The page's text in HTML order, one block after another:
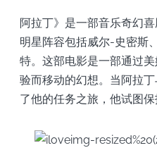
阿拉丁》是一部音乐奇幻
明星阵容包括威尔-史密斯
特。这部电影是一部通过
验而移动的幻想。当阿拉
了他的任务之旅，他试图保